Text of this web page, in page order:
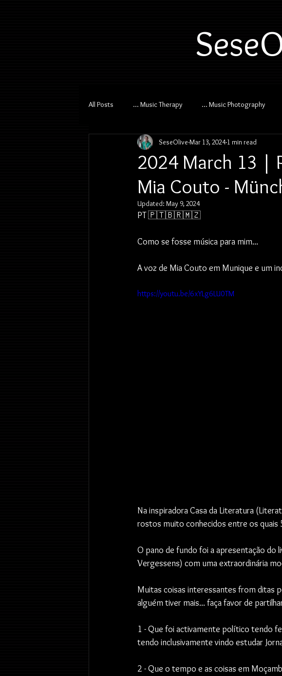
All Posts ... Music Therapy ... Music Photography
2024 March 13 |
Mia Couto -
SeseOlive Mar 13, 2024 1 min read
Updated: May 9, 2024
PT 🇵🇹🇧🇷🇲🇿
Como se fosse música para mim...
A voz de Mia Couto em Munique e um
https://youtu.be/6xYLg6LU0TM
Na inspiradora Casa da Literatura
rostos muito conhecidos entre os quais
O pano de fundo foi a apresentação do
Vergessens) com uma extraordinária
Muitas coisas interessantes from ditas
alguém tiver mais... faça favor de
1 - Que foi activamente político tendo
tendo inclusivamente vindo estudar
2 - Que o tempo e as coisas em